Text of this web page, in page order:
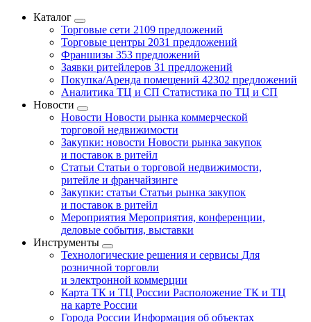
Каталог
Торговые сети 2109 предложений
Торговые центры 2031 предложений
Франшизы 353 предложений
Заявки ритейлеров 31 предложений
Покупка/Аренда помещений 42302 предложений
Аналитика ТЦ и СП Статистика по ТЦ и СП
Новости
Новости Новости рынка коммерческой
торговой недвижимости
Закупки: новости Новости рынка закупок
и поставок в ритейл
Статьи Статьи о торговой недвижимости,
ритейле и франчайзинге
Закупки: статьи Статьи рынка закупок
и поставок в ритейл
Мероприятия Мероприятия, конференции,
деловые события, выставки
Инструменты
Технологические решения и сервисы Для
розничной торговли
и электронной коммерции
Карта ТК и ТЦ России Расположение ТК и ТЦ
на карте России
Города России Информация об объектах